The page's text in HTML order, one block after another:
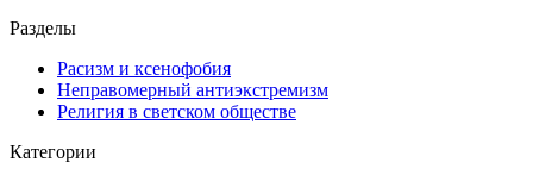
Разделы
Расизм и ксенофобия
Неправомерный антиэкстремизм
Религия в светском обществе
Категории